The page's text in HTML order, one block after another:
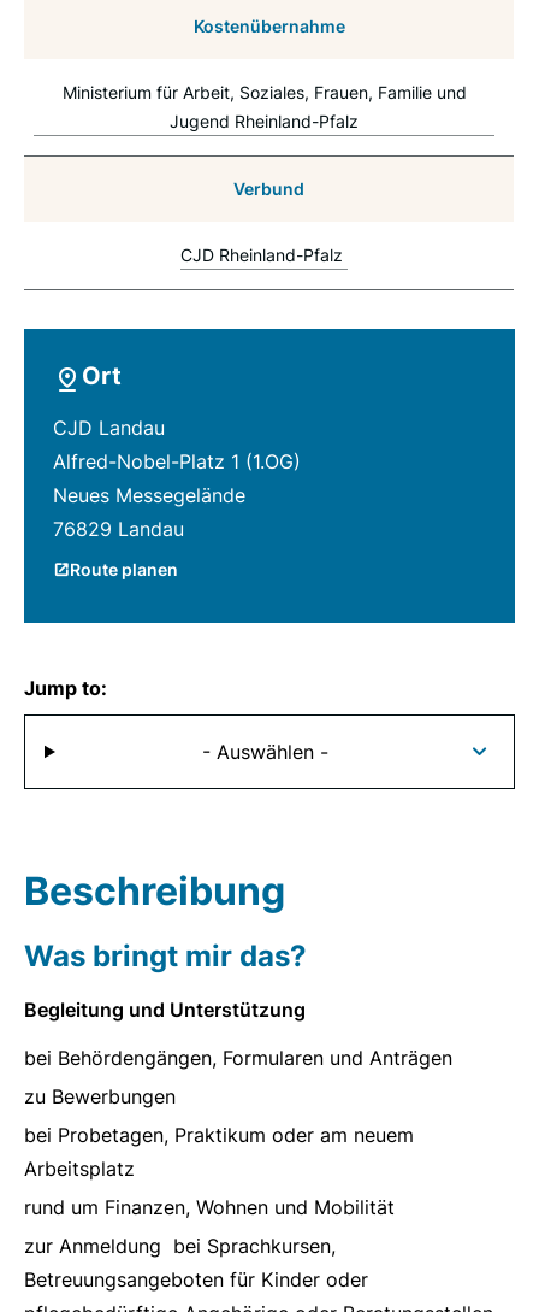
Kostenübernahme
Ministerium für Arbeit, Soziales, Frauen, Familie und
Jugend Rheinland-Pfalz
Verbund
CJD Rheinland-Pfalz
Ort
CJD Landau
Alfred-Nobel-Platz 1 (1.OG)
Neues Messegelände
76829 Landau
Route planen
Jump to:
- Auswählen -
Beschreibung
Was bringt mir das?
Begleitung und Unterstützung
bei Behördengängen, Formularen und Anträgen
zu Bewerbungen
bei Probetagen, Praktikum oder am neuem
Arbeitsplatz
rund um Finanzen, Wohnen und Mobilität
zur Anmeldung bei Sprachkursen,
Betreuungsangeboten für Kinder oder